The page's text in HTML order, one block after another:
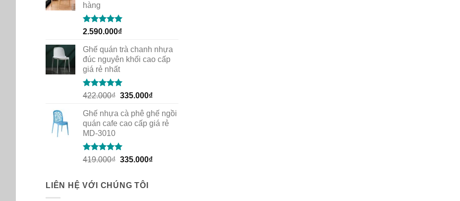
hàng
Rated5.00
2.590.000₫
Ghế quán trà chanh nhựa
đúc nguyên khối cao cấp
giá rẻ nhất
Rated5.00
422.000₫ Original
was:
422.000₫.
335.000₫Current
is:
335.000₫.
Ghế nhựa cà phê ghế ngồi
quán cafe cao cấp giá rẻ
MD-3010
Rated5.00
419.000₫ Original
419.000₫.
335.000₫Current
LIÊN HỆ VỚI CHÚNG TÔI